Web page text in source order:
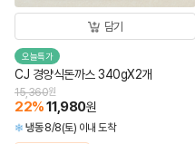
담기
오늘특가
CJ 경양식돈까스 340gX2개
15,360원
22%11,980원
냉동 8/8(토) 이내 도착